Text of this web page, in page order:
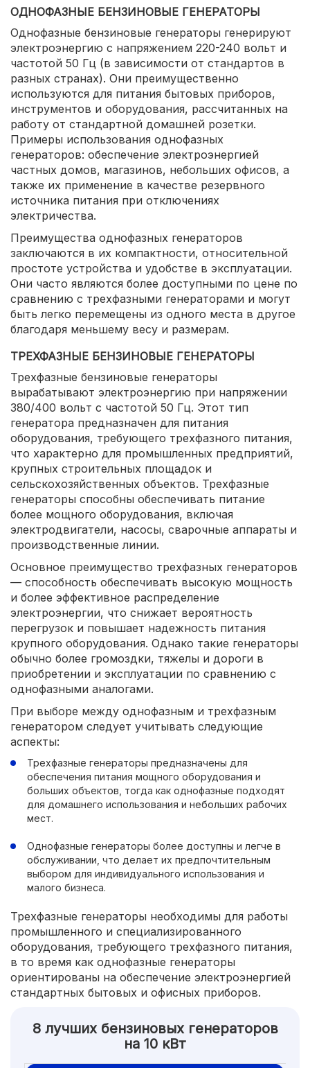
ОДНОФАЗНЫЕ БЕНЗИНОВЫЕ ГЕНЕРАТОРЫ
Однофазные бензиновые генераторы генерируют
электроэнергию с напряжением 220-240 вольт и
частотой 50 Гц (в зависимости от стандартов в
разных странах). Они преимущественно
используются для питания бытовых приборов,
инструментов и оборудования, рассчитанных на
работу от стандартной домашней розетки.
Примеры использования однофазных
генераторов: обеспечение электроэнергией
частных домов, магазинов, небольших офисов, а
также их применение в качестве резервного
источника питания при отключениях
электричества.
Преимущества однофазных генераторов
заключаются в их компактности, относительной
простоте устройства и удобстве в эксплуатации.
Они часто являются более доступными по цене по
сравнению с трехфазными генераторами и могут
быть легко перемещены из одного места в другое
благодаря меньшему весу и размерам.
ТРЕХФАЗНЫЕ БЕНЗИНОВЫЕ ГЕНЕРАТОРЫ
Трехфазные бензиновые генераторы
вырабатывают электроэнергию при напряжении
380/400 вольт с частотой 50 Гц. Этот тип
генератора предназначен для питания
оборудования, требующего трехфазного питания,
что характерно для промышленных предприятий,
крупных строительных площадок и
сельскохозяйственных объектов. Трехфазные
генераторы способны обеспечивать питание
более мощного оборудования, включая
электродвигатели, насосы, сварочные аппараты и
производственные линии.
Основное преимущество трехфазных генераторов
— способность обеспечивать высокую мощность
и более эффективное распределение
электроэнергии, что снижает вероятность
перегрузок и повышает надежность питания
крупного оборудования. Однако такие генераторы
обычно более громоздки, тяжелы и дороги в
приобретении и эксплуатации по сравнению с
однофазными аналогами.
При выборе между однофазным и трехфазным
генератором следует учитывать следующие
аспекты:
Трехфазные генераторы предназначены для
обеспечения питания мощного оборудования и
больших объектов, тогда как однофазные подходят
для домашнего использования и небольших рабочих
мест.
Однофазные генераторы более доступны и легче в
обслуживании, что делает их предпочтительным
выбором для индивидуального использования и
малого бизнеса.
Трехфазные генераторы необходимы для работы
промышленного и специализированного
оборудования, требующего трехфазного питания,
в то время как однофазные генераторы
ориентированы на обеспечение электроэнергией
стандартных бытовых и офисных приборов.
8 лучших бензиновых генераторов
на 10 кВт